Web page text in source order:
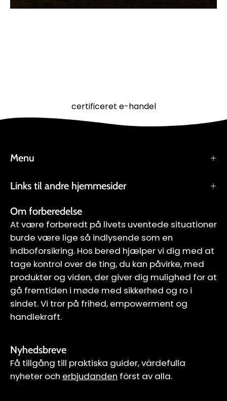
certificeret e-handel
Menu
Links til andre hjemmesider
Om forberedelse
At være forberedt på livets uventede situationer
burde være lige så indlysende som en
indboforsikring. Hos bered hjælper vi dig med at
tage kontrol over de ting, du kan påvirke, med
produkter og viden, der giver dig mulighed for at
gå fremtiden i møde med sikkerhed og ro i
sindet. Vi tror på frihed, empowerment og
handlekraft.
Nyhedsbreve
Få tillgång till praktiska guider, värdefulla
nyheter och erbjudanden först av alla.